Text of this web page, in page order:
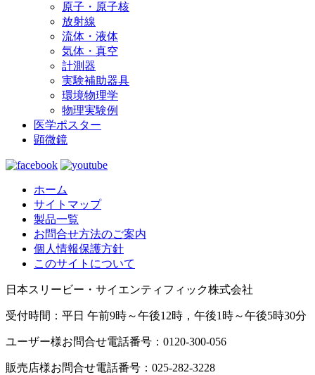
原子・原子核
放射線
流体・液体
気体・真空
計測器
実験補助器具
環境物理学
物理実験例
医学ポスター
顕微鏡
ホーム
サイトマップ
製品一覧
お問合せ方法のご案内
個人情報保護方針
このサイトについて
日本スリービー・サイエンティフィック株式会社
受付時間：平日 午前9時～午後12時，午後1時～午後5時30分
ユーザー様お問合せ電話番号：0120-300-056
販売店様お問合せ電話番号：025-282-3228